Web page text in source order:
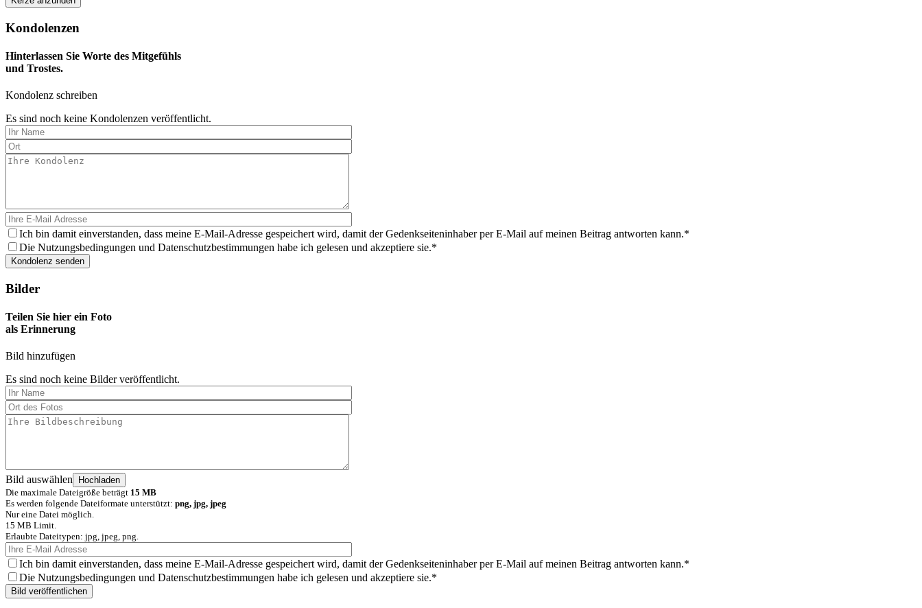
Kondolenzen
Hinterlassen Sie Worte des Mitgefühls
und Trostes.
Kondolenz schreiben
Es sind noch keine Kondolenzen veröffentlicht.
Ich bin damit einverstanden, dass meine E-Mail-Adresse gespeichert wird, damit der Gedenkseiteninhaber per E-Mail auf meinen Beitrag antworten kann.
Die Nutzungsbedingungen und Datenschutzbestimmungen habe ich gelesen und akzeptiere sie.
Bilder
Teilen Sie hier ein Foto
als Erinnerung
Bild hinzufügen
Es sind noch keine Bilder veröffentlicht.
Bild auswählen
Die maximale Dateigröße beträgt 15 MB
Es werden folgende Dateiformate unterstützt: png, jpg, jpeg
Nur eine Datei möglich.
15 MB Limit.
Erlaubte Dateitypen: jpg, jpeg, png.
Ich bin damit einverstanden, dass meine E-Mail-Adresse gespeichert wird, damit der Gedenkseiteninhaber per E-Mail auf meinen Beitrag antworten kann.
Die Nutzungsbedingungen und Datenschutzbestimmungen habe ich gelesen und akzeptiere sie.